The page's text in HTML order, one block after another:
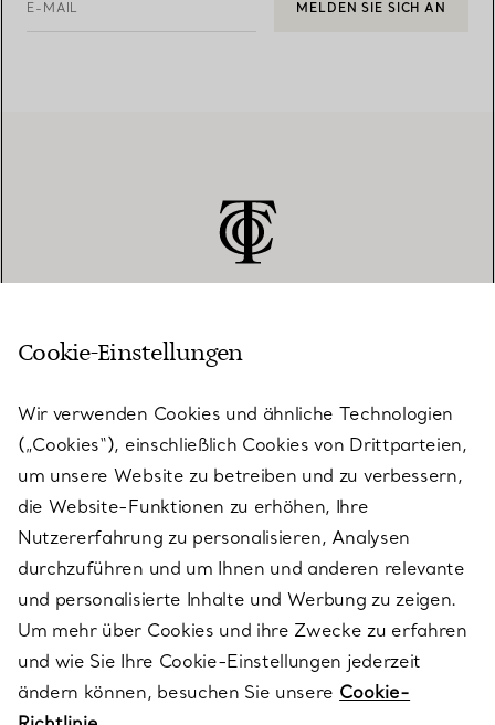
E-MAIL MELDEN SIE SICH AN
KUNDENSERVICE
SERVICES
ÜBER TIFFANY & CO.
RECHTLICHE HINWEISE
FOLGEN SIE UNS
Cookie-Einstellungen
Wir verwenden Cookies und ähnliche Technologien
(„Cookies“), einschließlich Cookies von Drittparteien,
um unsere Website zu betreiben und zu verbessern,
die Website-Funktionen zu erhöhen, Ihre
Nutzererfahrung zu personalisieren, Analysen
durchzuführen und um Ihnen und anderen relevante
und personalisierte Inhalte und Werbung zu zeigen.
Um mehr über Cookies und ihre Zwecke zu erfahren
und wie Sie Ihre Cookie-Einstellungen jederzeit
ändern können, besuchen Sie unsere Cookie-